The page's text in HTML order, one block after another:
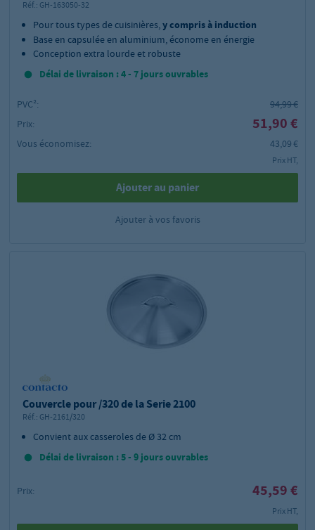
Réf.: GH-163050-32
Pour tous types de cuisinières,y compris à induction
Base en capsulée en aluminium, économe en énergie
Conception extra lourde et robuste
Délai de livraison : 4 - 7 jours ouvrables
PVC²:
94,99 €
Prix:
51,90 €
Vous économisez: 43,09 €
Prix HT,
Ajouter au panier
Ajouter à vos favoris
Couvercle pour /320 de la Serie 2100
Réf.: GH-2161/320
Convient aux casseroles de Ø 32 cm
Délai de livraison : 5 - 9 jours ouvrables
Prix: 45,59 €
Prix HT,